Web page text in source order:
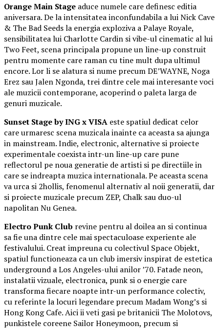
Orange Main Stage aduce numele care definesc editia
aniversara. De la intensitatea inconfundabila a lui Nick Cave
& The Bad Seeds la energia exploziva a Palaye Royale,
sensibilitatea lui Charlotte Cardin si vibe-ul cinematic al lui
Two Feet, scena principala propune un line-up construit
pentru momente care raman cu tine mult dupa ultimul
encore. Lor li se alatura si nume precum DE’WAYNE, Noga
Erez sau Jalen Ngonda, trei dintre cele mai interesante voci
ale muzicii contemporane, acoperind o paleta larga de
genuri muzicale.
Sunset Stage by ING x VISA este spatiul dedicat celor
care urmaresc scena muzicala inainte ca aceasta sa ajunga
in mainstream. Indie, electronic, alternative si proiecte
experimentale coexista intr-un line-up care pune
reflectorul pe noua generatie de artisti si pe directiile in
care se indreapta muzica internationala. Pe aceasta scena
va urca si 2hollis, fenomenul alternativ al noii generatii, dar
si proiecte muzicale precum ZEP, Chalk sau duo-ul
napolitan Nu Genea.
Electro Punk Club revine pentru al doilea an si continua
sa fie una dintre cele mai spectaculoase experiente ale
festivalului. Creat impreuna cu colectivul Space Objekt,
spatiul functioneaza ca un club imersiv inspirat de estetica
underground a Los Angeles-ului anilor ’70. Fatade neon,
instalatii vizuale, electronica, punk si o energie care
transforma fiecare noapte intr-un performance colectiv,
cu referinte la locuri legendare precum Madam Wong’s si
Hong Kong Cafe. Aici ii veti gasi pe britanicii The Molotovs,
punkistele coreene Sailor Honeymoon, precum si